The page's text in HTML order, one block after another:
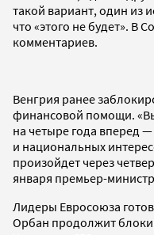
такой вариант, один из
что «этого не будет». В
комментариев.
Венгрия ранее
финансовой помощи.
на четыре года вперед
и национальных
произойдет через
января премьер-
Лидеры Евроcоюза
Орбан продолжит